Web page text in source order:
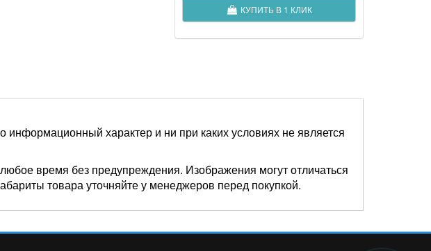
КУПИТЬ В 1 КЛИК
информационный характер и ни при каких условиях не является
время без предупреждения. Изображения могут отличаться
товара уточняйте у менеджеров перед покупкой.